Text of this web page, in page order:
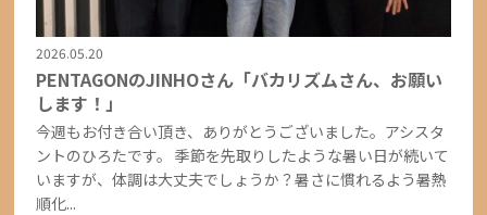
2026.05.20
PENTAGONのJINHOさん「バカリズムさん、お願い
します！」
今週もお付き合い頂き、ありがとうございました。アシスタ
ントのひろたです。 季節を先取りしたような暑い日が続いて
いますが、体調は大丈夫でしょうか？暑さに慣れるよう暑熱
順化...